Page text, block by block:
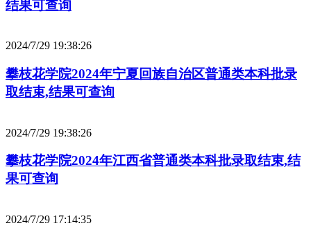
结果可查询
2024/7/29 19:38:26
攀枝花学院2024年宁夏回族自治区普通类本科批录
取结束,结果可查询
2024/7/29 19:38:26
攀枝花学院2024年江西省普通类本科批录取结束,结
果可查询
2024/7/29 17:14:35